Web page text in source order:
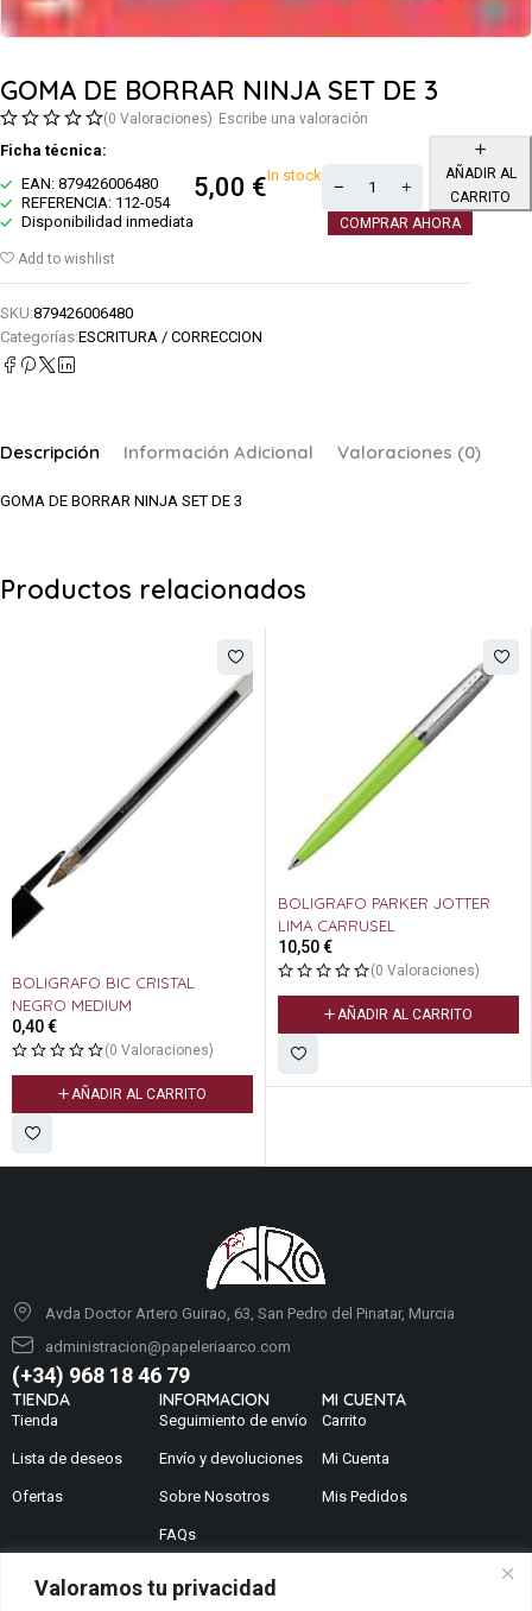
Valoramos tu privacidad
GOMA DE BORRAR NINJA SET DE 3
(0 Valoraciones) Escribe una valoración
Ficha técnica:
EAN: 879426006480
REFERENCIA: 112-054
Disponibilidad inmediata
5,00 €In stock
AÑADIR AL
CARRITO
COMPRAR AHORA
Add to wishlist
SKU:879426006480
Categorías:ESCRITURA / CORRECCION
Descripción Información Adicional Valoraciones (0)
GOMA DE BORRAR NINJA SET DE 3
Productos relacionados
BOLIGRAFO BIC CRISTAL
NEGRO MEDIUM
0,40€
(0 Valoraciones)
AÑADIR AL CARRITO
BOLIGRAFO PARKER JOTTER
LIMA CARRUSEL
10,50€
(0 Valoraciones)
AÑADIR AL CARRITO
Avda Doctor Artero Guirao, 63, San Pedro del Pinatar, Murcia
administracion@papeleriaarco.com
(+34) 968 18 46 79
TIENDA
Tienda
Lista de deseos
Ofertas
INFORMACION
Seguimiento de envío
Envío y devoluciones
Sobre Nosotros
FAQs
MI CUENTA
Carrito
Mi Cuenta
Mis Pedidos